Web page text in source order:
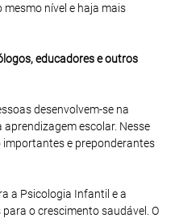
nível e haja mais
educadores e outros
desenvolvem-se na
escolar. Nesse
e preponderantes
a Psicologia Infantil e a
o crescimento saudável. O